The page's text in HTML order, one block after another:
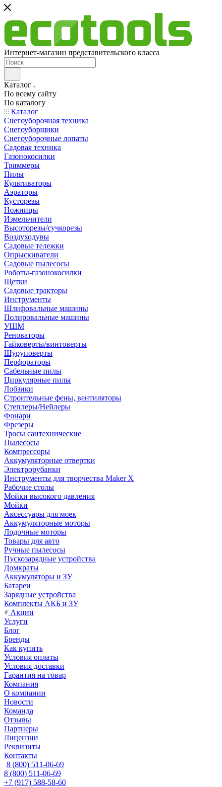
Интернет-магазин представительского класса
Каталог
По всему сайту
По каталогу
Каталог
Снегоуборочная техника
Снегоуборщики
Снегоуборочные лопаты
Садовая техника
Газонокосилки
Триммеры
Пилы
Культиваторы
Аэраторы
Кусторезы
Ножницы
Измельчители
Высоторезы/сучкорезы
Воздуходувы
Садовые тележки
Опрыскиватели
Садовые пылесосы
Роботы-газонокосилки
Щетки
Садовые тракторы
Инструменты
Шлифовальные машины
Полировальные машины
УШМ
Реноваторы
Гайковерты/винтоверты
Шуруповерты
Перфораторы
Сабельные пилы
Циркулярные пилы
Лобзики
Строительные фены, вентиляторы
Степлеры/Нейлеры
Фонари
Фрезеры
Тросы сантехнические
Пылесосы
Компрессоры
Аккумуляторные отвертки
Электрорубанки
Инструменты для творчества Maker X
Рабочие столы
Мойки высокого давления
Мойки
Аксессуары для моек
Аккумуляторные моторы
Лодочные моторы
Товары для авто
Ручные пылесосы
Пускозарядные устройства
Домкраты
Аккумуляторы и ЗУ
Батареи
Зарядные устройства
Комплекты АКБ и ЗУ
Акции
Услуги
Блог
Бренды
Как купить
Условия оплаты
Условия доставки
Гарантия на товар
Компания
О компании
Новости
Команда
Отзывы
Партнеры
Лицензии
Реквизиты
Контакты
8 (800) 511-06-69
8 (800) 511-06-69
+7 (917) 588-58-60